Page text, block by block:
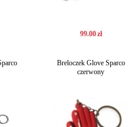
99.00zł
Breloczek Glove Sparco
czerwony